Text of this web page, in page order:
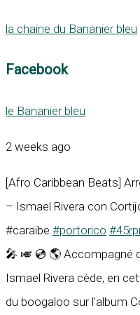
la chaine du Bananier bleu
Facebook
le Bananier bleu
2 weeks ago
[Afro Caribbean Beats]
– Ismael Rivera con
#caraïbe #portorico
🎤 🎺 💿 🌎 Accompagné
Ismael Rivera cède, en
du boogaloo sur l’album